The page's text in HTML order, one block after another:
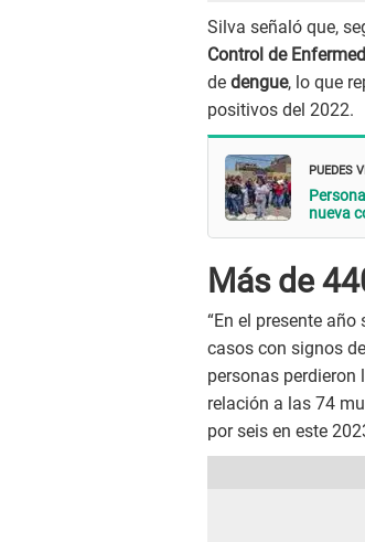
Silva señaló que,
Control de
de dengue, lo que
positivos del 2022.
PUEDES
nueva
Más de
“En el presente
casos con signos
personas perdieron
relación a las 74
por seis en este